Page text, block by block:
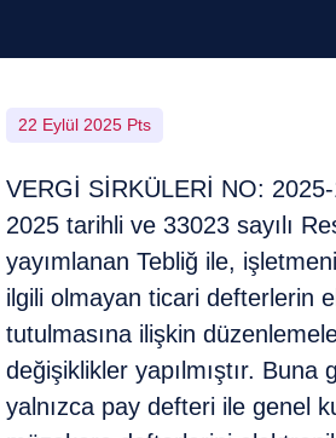
22 Eylül 2025 Pts
VERGİ SİRKÜLERİ NO:
2025 tarihli ve 33023 sayılı
yayımlanan Tebliğ ile,
ilgili olmayan ticari defterlerin
tutulmasına ilişkin
değişiklikler yapılmıştır. Buna
yalnızca pay defteri ile genel